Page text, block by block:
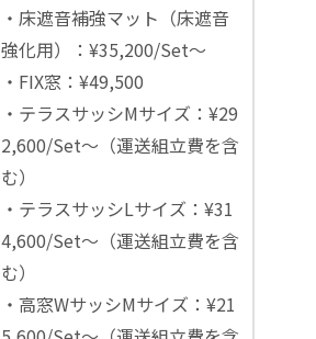
・床遮音補強マット（床遮音
強化用）：¥35,200/Set～
・FIX窓：¥49,500
・テラスサッシMサイズ：¥29
2,600/Set～（運送組立費を含
む）
・テラスサッシLサイズ：¥31
4,600/Set～（運送組立費を含
む）
・高窓WサッシMサイズ：¥21